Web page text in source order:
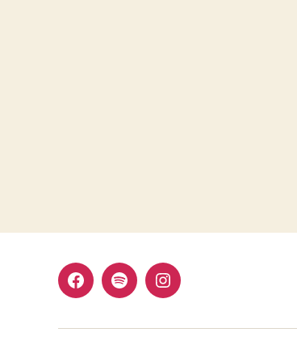
FacebookSpotifyInstagram